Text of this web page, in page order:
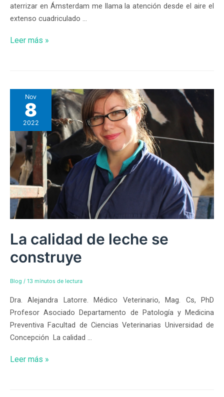
aterrizar en Ámsterdam me llama la atención desde el aire el
extenso cuadriculado …
Leer más »
Nov
8
2022
La calidad de leche se
construye
Blog / 13 minutos de lectura
Dra. Alejandra Latorre. Médico Veterinario, Mag. Cs, PhD
Profesor Asociado Departamento de Patología y Medicina
Preventiva Facultad de Ciencias Veterinarias Universidad de
Concepción La calidad …
Leer más »